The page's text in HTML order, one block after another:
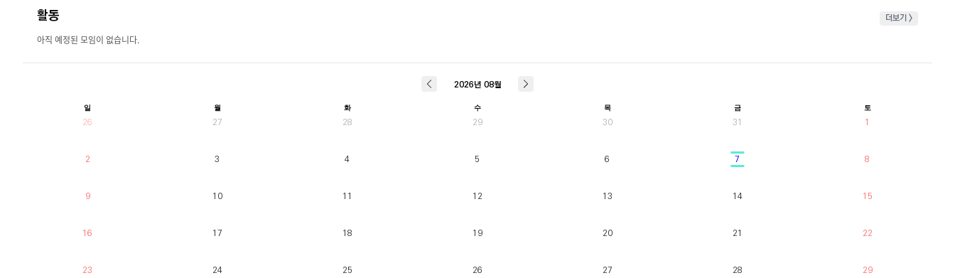
활동 더보기 >
아직 예정된 모임이 없습니다.
2026년 08월
일 월 화 수 목 금 토
26 27 28 29 30 31 1
2 3 4 5 6 7 8
9 10 11 12 13 14 15
16 17 18 19 20 21 22
23 24 25 26 27 28 29